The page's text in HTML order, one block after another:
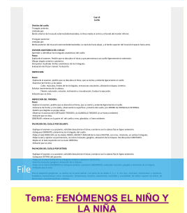
File